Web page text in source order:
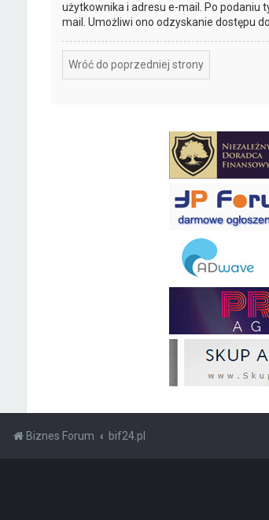
użytkownika i adresu e-mail. Po podaniu
mail. Umożliwi ono odzyskanie dostępu
Wróć do poprzedniej strony
Biznes Forum bif24.pl